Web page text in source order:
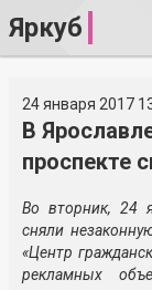
Яркуб
24 января 2017
В
проспекте
Во вторник, 24
сняли
«Центр
рекламных